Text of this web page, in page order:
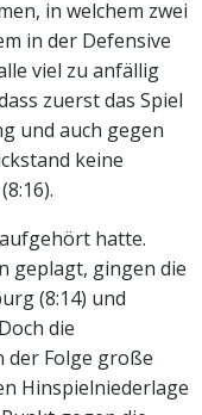
in welchem zwei
in der Defensive
viel zu anfällig
zuerst das Spiel
und auch gegen
keine
hatte.
geplagt, gingen die
(8:14) und
die
der Folge große
Hinspielniederlage